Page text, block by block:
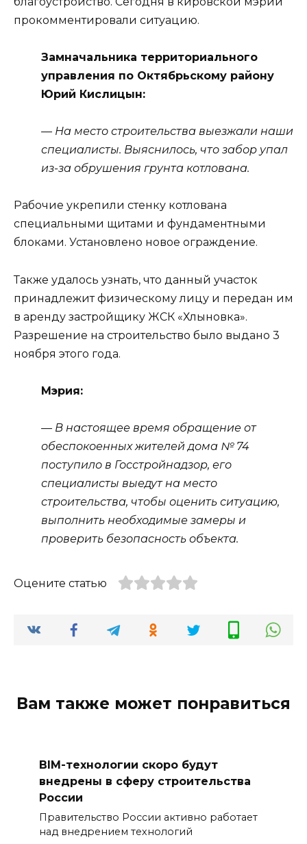
прокомментировали ситуацию.
Замначальника территориального
управления по Октябрьскому району
Юрий Кислицын:
— На место строительства выезжали наши
специалисты. Выяснилось, что забор упал
из-за обрушения грунта котлована.
Рабочие укрепили стенку котлована
специальными щитами и фундаментными
блоками. Установлено новое ограждение.
Также удалось узнать, что данный участок
принадлежит физическому лицу и передан им
в аренду застройщику ЖСК «Хлыновка».
Разрешение на строительство было выдано 3
ноября этого года.
Мэрия:
— В настоящее время обращение от
обеспокоенных жителей дома № 74
поступило в Госстройнадзор, его
специалисты выедут на место
строительства, чтобы оценить ситуацию,
выполнить необходимые замеры и
проверить безопасность объекта.
Оцените статью
Вам также может понравиться
BIM-технологии скоро будут
внедрены в сферу строительства
России
Правительство России активно работает
над внедрением технологий